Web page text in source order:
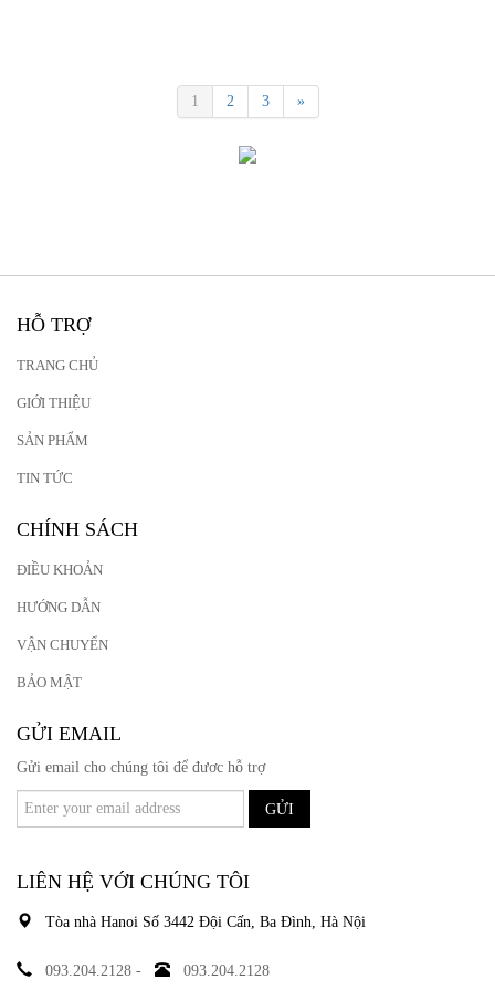
1 2 3 »
HỖ TRỢ
TRANG CHỦ
GIỚI THIỆU
SẢN PHẨM
TIN TỨC
CHÍNH SÁCH
ĐIỀU KHOẢN
HƯỚNG DẪN
VẬN CHUYỂN
BẢO MẬT
GỬI EMAIL
Gửi email cho chúng tôi để đươc hỗ trợ
GỬI
LIÊN HỆ VỚI CHÚNG TÔI
Tòa nhà Hanoi Số 3442 Đội Cấn, Ba Đình, Hà Nội
093.204.2128 - 093.204.2128